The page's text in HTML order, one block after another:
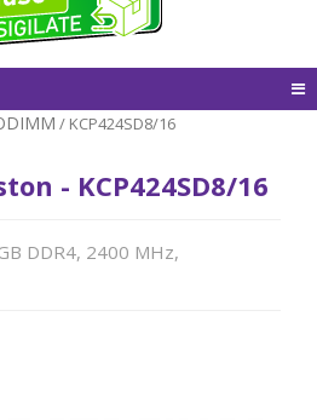
/ KCP424SD8/16
- KCP424SD8/16
DDR4, 2400 MHz,